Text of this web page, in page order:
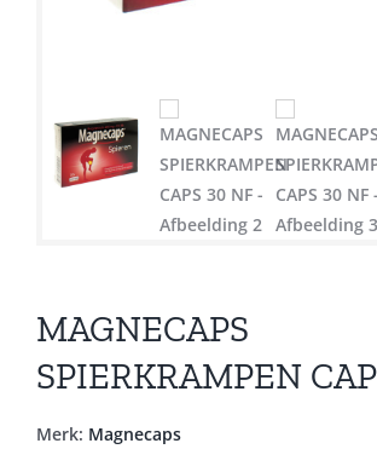
MAGNECAPS
SPIERKRAMPEN
Merk: Magnecaps